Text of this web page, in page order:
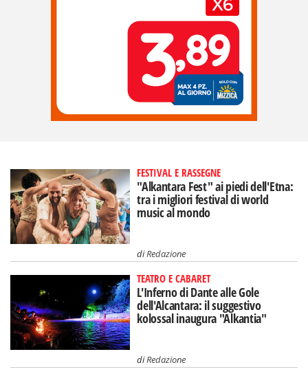
FESTIVAL E RASSEGNE
"Alkantara Fest" ai piedi dell'Etna:
tra i migliori festival di world
music al mondo
diRedazione
TEATRO E CABARET
L'Inferno di Dante alle Gole
dell'Alcantara: il suggestivo
kolossal inaugura "Alkantia"
diRedazione